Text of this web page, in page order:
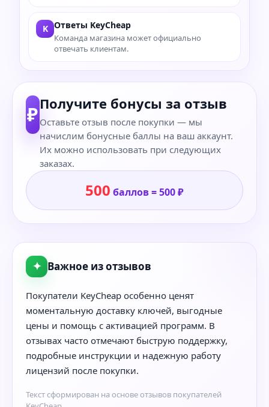
K Ответы KeyCheap
Команда магазина может официально
отвечать клиентам.
₽Получите бонусы за отзыв
Оставьте отзыв после покупки — мы
начислим бонусные баллы на ваш аккаунт.
Их можно использовать при следующих
заказах.
500 баллов = 500 ₽
✦ Важное из отзывов
Покупатели KeyCheap особенно ценят
моментальную доставку ключей, выгодные
цены и помощь с активацией программ. В
отзывах часто отмечают быструю поддержку,
подробные инструкции и надежную работу
лицензий после покупки.
Текст сформирован на основе отзывов покупателей